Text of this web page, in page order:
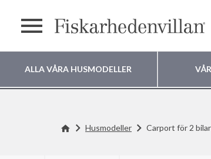
ALLA VÅRA HUSMODELLER
Var vill du bygga
Husmodeller Carport för 2